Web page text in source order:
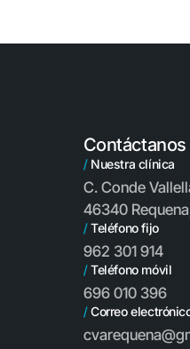
Contáctanos
/Nuestra clínica
C. Conde
46340
/Teléfono fijo
962 301 914
/Teléfono móvil
696 010 396
/Correo